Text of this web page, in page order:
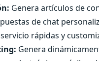
Genera artículos de
de chat
rápidas y
Genera